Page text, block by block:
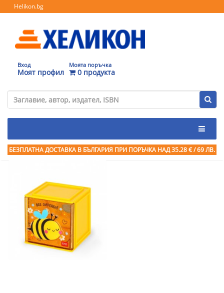
Helikon.bg
Вход
Моят профил
Моята поръчка
0 продукта
БЕЗПЛАТНА ДОСТАВКА В БЪЛГАРИЯ ПРИ ПОРЪЧКА НАД 35.28 € / 69 ЛВ.